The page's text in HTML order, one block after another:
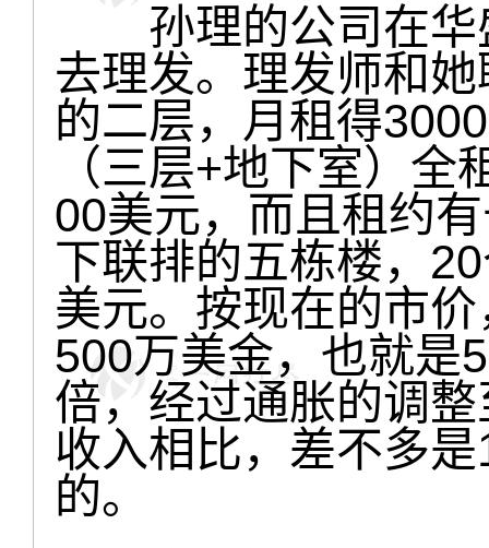
孙理的公司在华
去理发。理发师和
的二层，月租得
（三层+地下室）
00美元，而且租约
下联排的五栋楼，
美元。按现在的市
500万美金，也就是
倍，经过通胀的调
收入相比，差不多
的。